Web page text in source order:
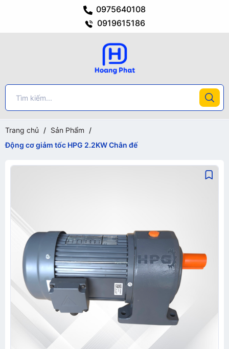
0975640108
0919615186
Trang chủ / Sản Phẩm
/
Động cơ giảm tốc HPG 2.2KW Chân đế